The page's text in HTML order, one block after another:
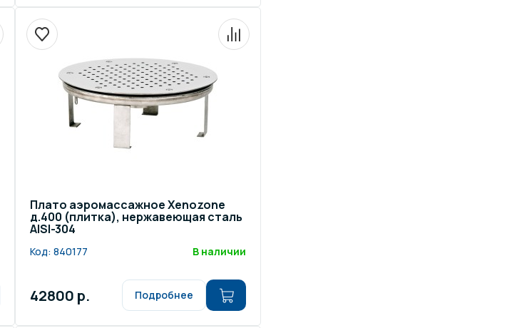
Плато аэромассажное Xenozone
д.400 (плитка), нержавеющая сталь
AISI-304
Код: 840177 В наличии
42800 р. Подробнее